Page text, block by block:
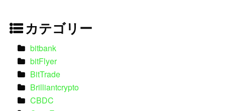
カテゴリー
bitbank
bitFlyer
BitTrade
Brilliantcrypto
CBDC